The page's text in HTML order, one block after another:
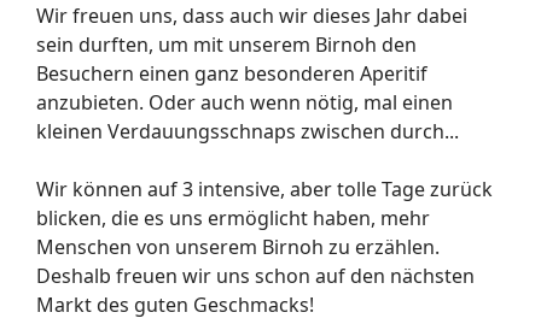
Wir freuen uns, dass auch wir dieses Jahr dabei
sein durften, um mit unserem Birnoh den
Besuchern einen ganz besonderen Aperitif
anzubieten. Oder auch wenn nötig, mal einen
kleinen Verdauungsschnaps zwischen durch...
Wir können auf 3 intensive, aber tolle Tage zurück
blicken, die es uns ermöglicht haben, mehr
Menschen von unserem Birnoh zu erzählen.
Deshalb freuen wir uns schon auf den nächsten
Markt des guten Geschmacks!